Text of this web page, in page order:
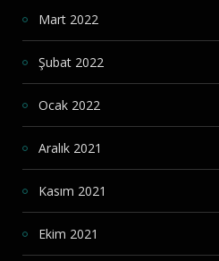
Mart 2022
Şubat 2022
Ocak 2022
Aralık 2021
Kasım 2021
Ekim 2021